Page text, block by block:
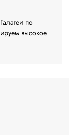
по
высокое